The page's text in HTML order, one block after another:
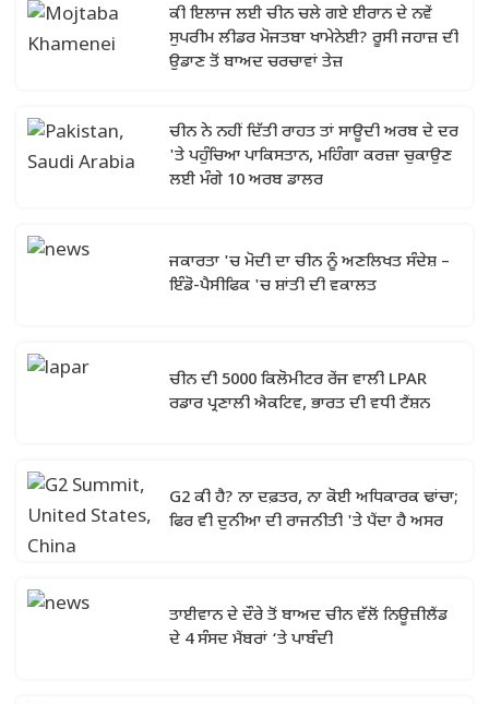
ਕੀ ਇਲਾਜ ਲਈ ਚੀਨ ਚਲੇ ਗਏ ਈਰਾਨ ਦੇ ਨਵੇਂ
ਸੁਪਰੀਮ ਲੀਡਰ ਮੋਜਤਬਾ ਖਾਮੇਨੇਈ? ਰੂਸੀ ਜਹਾਜ਼ ਦੀ
ਉਡਾਣ ਤੋਂ ਬਾਅਦ ਚਰਚਾਵਾਂ ਤੇਜ਼
ਚੀਨ ਨੇ ਨਹੀਂ ਦਿੱਤੀ ਰਾਹਤ ਤਾਂ ਸਾਊਦੀ ਅਰਬ ਦੇ ਦਰ
'ਤੇ ਪਹੁੰਚਿਆ ਪਾਕਿਸਤਾਨ, ਮਹਿੰਗਾ ਕਰਜ਼ਾ ਚੁਕਾਉਣ
ਲਈ ਮੰਗੇ 10 ਅਰਬ ਡਾਲਰ
ਜਕਾਰਤਾ 'ਚ ਮੋਦੀ ਦਾ ਚੀਨ ਨੂੰ ਅਣਲਿਖਤ ਸੰਦੇਸ਼ –
ਇੰਡੋ-ਪੈਸੀਫਿਕ 'ਚ ਸ਼ਾਂਤੀ ਦੀ ਵਕਾਲਤ
ਚੀਨ ਦੀ 5000 ਕਿਲੋਮੀਟਰ ਰੇਂਜ ਵਾਲੀ LPAR
ਰਡਾਰ ਪ੍ਰਣਾਲੀ ਐਕਟਿਵ, ਭਾਰਤ ਦੀ ਵਧੀ ਟੈਂਸ਼ਨ
G2 ਕੀ ਹੈ? ਨਾ ਦਫ਼ਤਰ, ਨਾ ਕੋਈ ਅਧਿਕਾਰਕ ਢਾਂਚਾ;
ਫਿਰ ਵੀ ਦੁਨੀਆ ਦੀ ਰਾਜਨੀਤੀ 'ਤੇ ਪੈਂਦਾ ਹੈ ਅਸਰ
ਤਾਈਵਾਨ ਦੇ ਦੌਰੇ ਤੋਂ ਬਾਅਦ ਚੀਨ ਵੱਲੋਂ ਨਿਊਜ਼ੀਲੈਂਡ
ਦੇ 4 ਸੰਸਦ ਮੈਂਬਰਾਂ ‘ਤੇ ਪਾਬੰਦੀ